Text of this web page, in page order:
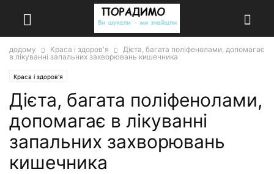
додому Краса і здоров'я
Дієта, багата поліфенолами, допомагає
в лікуванні запальних захворювань кишечника
Краса і здоров'я
Дієта, багата поліфенолами,
допомагає в лікуванні
запальних захворювань
кишечника